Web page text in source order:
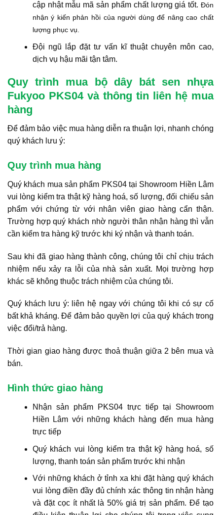
cập nhật mẫu mã sản phẩm chất lượng giá tốt. Đón
nhận ý kiến phản hồi của người dùng để nâng cao chất
lượng phục vụ.
Đội ngũ lắp đặt tư vấn kĩ thuật chuyên môn cao,
dịch vụ hậu mãi tận tâm.
Quy trình mua bộ dây bát sen nhựa
Fukyoo PKS04 và thông tin liên hệ mua
hàng
Để đảm bảo việc mua hàng diễn ra thuận lợi, nhanh chóng
quý khách lưu ý:
Quy trình mua hàng
Quý khách mua sản phẩm PKS04 tại Showroom Hiền Lâm
vui lòng kiểm tra thật kỹ hàng hoá, số lượng, đối chiếu sản
phẩm với chứng từ với nhân viên giao hàng cẩn thận.
Trường hợp quý khách nhờ người thân nhận hàng thì vẫn
cần kiểm tra hàng kỹ trước khi ký nhận và thanh toán.
Sau khi đã giao hàng thành công, chúng tôi chỉ chịu trách
nhiệm nếu xảy ra lỗi của nhà sản xuất. Mọi trường hợp
khác sẽ không thuộc trách nhiệm của chúng tôi.
Quý khách lưu ý: liên hệ ngay với chúng tôi khi có sự cố
bất khả kháng. Để đảm bảo quyền lợi của quý khách trong
việc đổi/trả hàng.
Thời gian giao hàng được thoả thuận giữa 2 bên mua và
bán.
Hình thức giao hàng
Nhận sản phẩm PKS04 trực tiếp tại Showroom
Hiền Lâm với những khách hàng đến mua hàng
trực tiếp
Quý khách vui lòng kiểm tra thật kỹ hàng hoá, số
lượng, thanh toán sản phẩm trước khi nhận
Với những khách ở tỉnh xa khi đặt hàng quý khách
vui lòng điền đầy đủ chính xác thông tin nhận hàng
và đặt cọc ít nhất là 50% giá trị sản phẩm. Để tạo